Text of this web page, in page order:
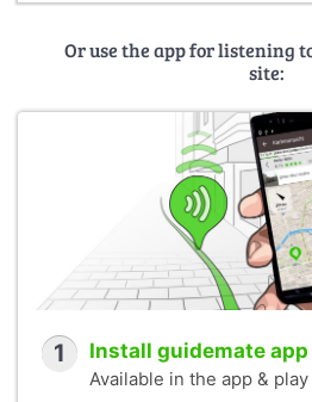
Or use the app for listening
site:
1 Install guidemate app
Available in the app &